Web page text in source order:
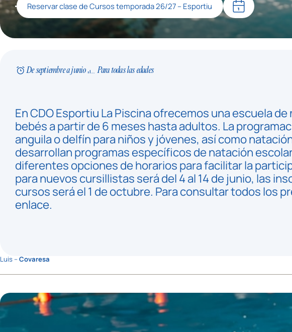
Reservar clase de Cursos temporada 26/27 – Esportiu
De septiembre a junio Para todas las edades
En CDO Esportiu La Piscina ofrecemos una escuela
bebés a partir de 6 meses hasta adultos. La
anguila o delfín para niños y jóvenes, así como
desarrollan programas específicos de natación
diferentes opciones de horarios para facilitar la
para nuevos cursillistas será del 4 al 14 de junio, las
cursos será el 1 de octubre. Para consultar todos los
enlace.
Luis –Covaresa